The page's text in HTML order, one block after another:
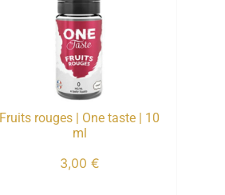
Fruits rouges | One taste | 10
ml
3,00 €